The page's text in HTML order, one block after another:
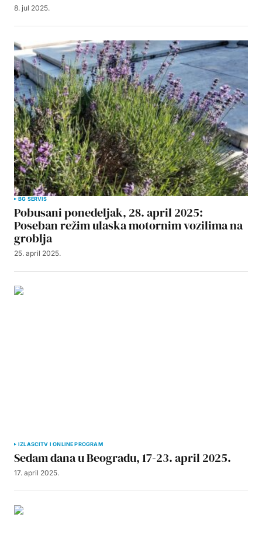
8. jul 2025.
BG SERVIS
Pobusani ponedeljak, 28. april 2025:
Poseban režim ulaska motornim vozilima na
groblja
25. april 2025.
IZLASCITV I ONLINE PROGRAM
Sedam dana u Beogradu, 17-23. april 2025.
17. april 2025.